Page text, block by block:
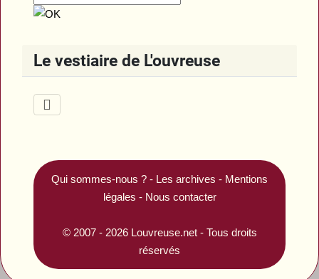
Le vestiaire de L'ouvreuse
Qui sommes-nous ? - Les archives - Mentions
légales - Nous contacter
© 2007 - 2026 Louvreuse.net- Tous droits
réservés